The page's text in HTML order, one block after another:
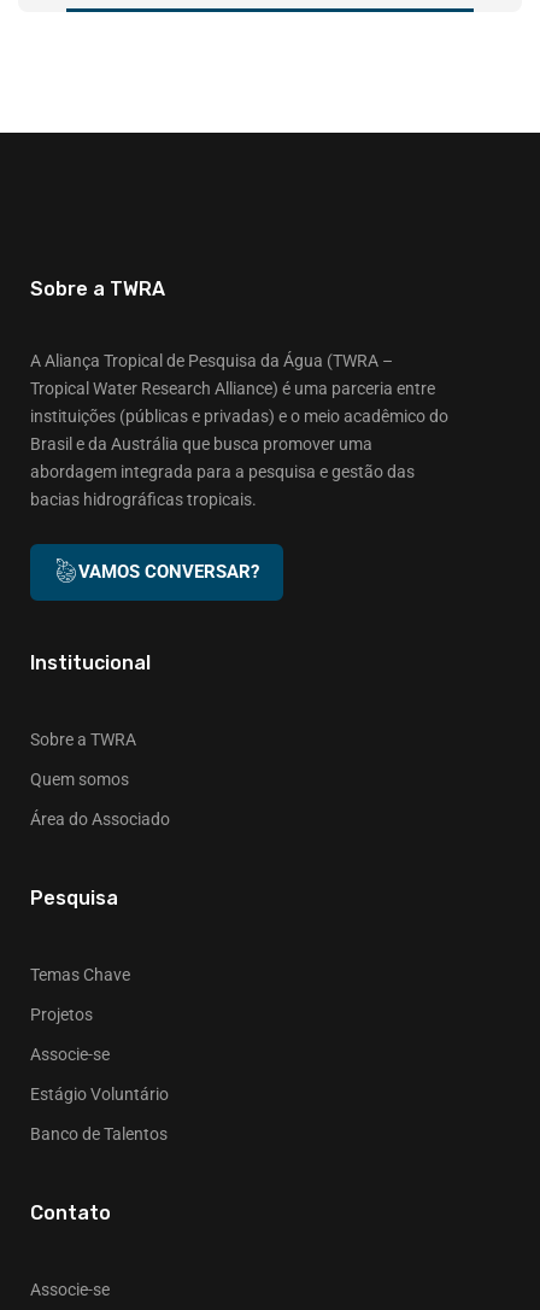
Sobre a TWRA
A Aliança Tropical de Pesquisa da Água (TWRA –
Tropical Water Research Alliance) é uma parceria entre
instituições (públicas e privadas) e o meio acadêmico do
Brasil e da Austrália que busca promover uma
abordagem integrada para a pesquisa e gestão das
bacias hidrográficas tropicais.
VAMOS CONVERSAR?
Institucional
Sobre a TWRA
Quem somos
Área do Associado
Pesquisa
Temas Chave
Projetos
Associe-se
Estágio Voluntário
Banco de Talentos
Contato
Associe-se